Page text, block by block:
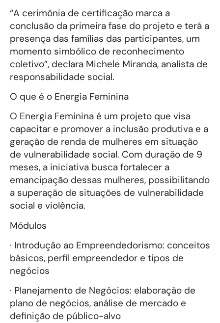
“A cerimônia de certificação marca a
conclusão da primeira fase do projeto e terá a
presença das famílias das participantes, um
momento simbólico de reconhecimento
coletivo”, declara Michele Miranda, analista de
responsabilidade social.
O que é o Energia Feminina
O Energia Feminina é um projeto que visa
capacitar e promover a inclusão produtiva e a
geração de renda de mulheres em situação
de vulnerabilidade social. Com duração de 9
meses, a iniciativa busca fortalecer a
emancipação dessas mulheres, possibilitando
a superação de situações de vulnerabilidade
social e violência.
Módulos
· Introdução ao Empreendedorismo: conceitos
básicos, perfil empreendedor e tipos de
negócios
· Planejamento de Negócios: elaboração de
plano de negócios, análise de mercado e
definição de público-alvo